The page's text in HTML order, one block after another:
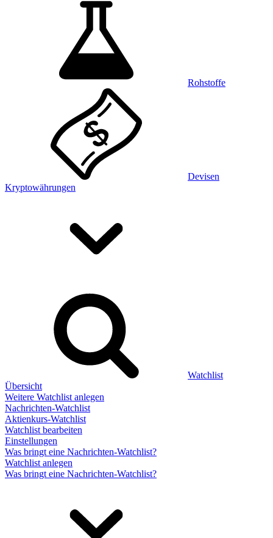
Rohstoffe
Devisen
Kryptowährungen
Watchlist
Übersicht
Weitere Watchlist anlegen
Nachrichten-Watchlist
Aktienkurs-Watchlist
Watchlist bearbeiten
Einstellungen
Was bringt eine Nachrichten-Watchlist?
Watchlist anlegen
Was bringt eine Nachrichten-Watchlist?